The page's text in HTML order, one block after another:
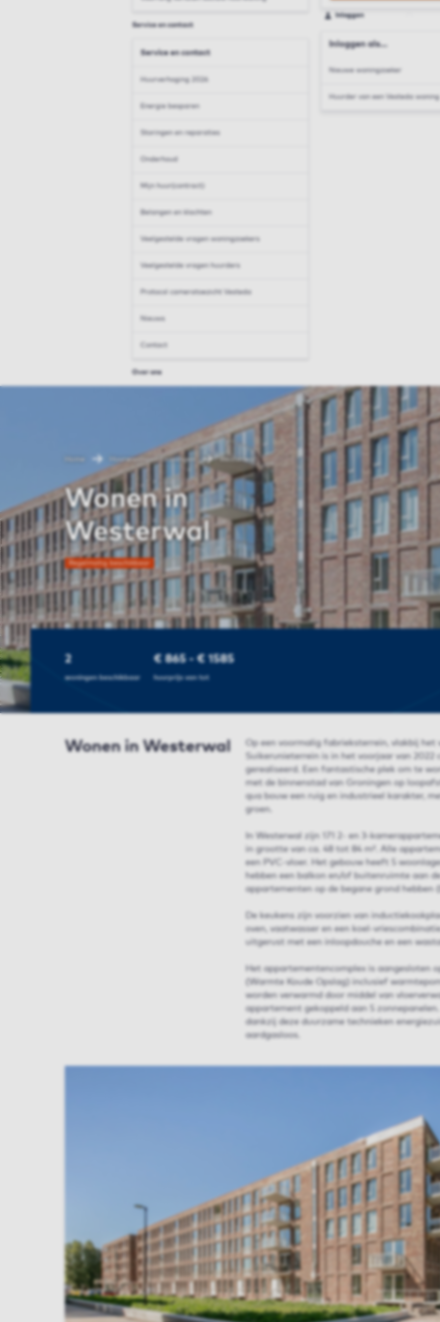
Service en contact
Service en contact
Huurverhoging 2026
Energie besparen
Storingen en reparaties
Onderhoud
Mijn huur(contract)
Belangen en klachten
Veelgestelde vragen woningzoekers
Veelgestelde vragen huurders
Protocol cameratoezicht Vesteda
Nieuws
Contact
Over ons
Inloggen
Inloggen als...
Nieuwe woningzoeker
Huurder van een Vesteda woning
Huurwoningen Groningen Westerwal
Wonen in
Westerwal
Regelmatig beschikbaar
2
woningen beschikbaar
€ 865 - € 1585
huurprijs van tot
Wonen in Westerwal
Op een voormalig fabrieksterrein, vlakbij het
Suikerunieterrein is in het voorjaar van 2022
gerealiseerd. Een fantastische plek om te
met de binnenstad van Groningen op
qua bouw een ruig en industrieel karakter,
groen.
In Westerwal zijn 171 2- en 3-
in grootte van ca. 48 tot 84 m². Alle
een PVC-vloer. Het gebouw heeft 5
hebben een balkon en/of buitenruimte aan
appartementen op de begane grond hebben
De keukens zijn voorzien van
oven, vaatwasser en een koel-
uitgerust met een inloopdouche en een
Het appartementencomplex is aangesloten
(Warmte Koude Opslag) inclusief
worden verwarmd door middel van
appartement gekoppeld aan 5
dankzij deze duurzame technieken
aardgasloos.